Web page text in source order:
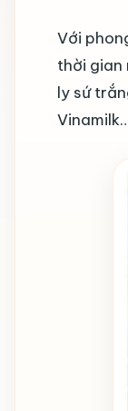
Với
thời gian
ly sứ